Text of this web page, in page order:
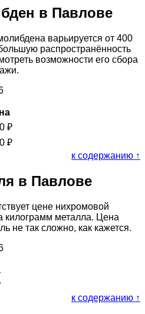
в Павлове
варьируется от 400
распространённость
возможности его сбора
₽
₽
к содержанию ↑
в Павлове
цене нихромовой
килограмм металла. Цена
не так сложно, как кажется.
к содержанию ↑